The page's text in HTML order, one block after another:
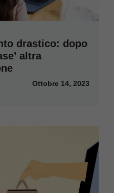
drastico: dopo
altra
Ottobre 14, 2023